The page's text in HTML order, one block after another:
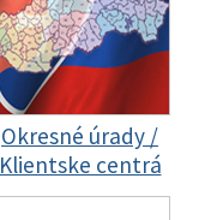
Okresné úrady /
Klientske centrá